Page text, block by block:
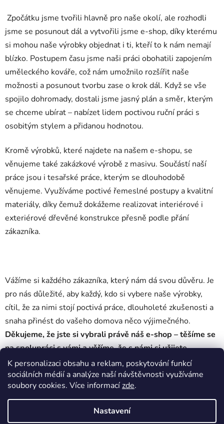
K personalizaci obsahu a reklam, poskytování funkcí
sociálních médií a analýze naší návštěvnosti využíváme
soubory cookies. Více informacízde.
Nastavení
Zpočátku jsme tvořili hlavně pro naše okolí, ale rozhodli
jsme se posunout dál a vytvořili jsme e-shop, díky kterému
si mohou naše výrobky objednat i ti, kteří to k nám nemají
blízko. Postupem času jsme naši práci obohatili zapojením
uměleckého kováře, což nám umožnilo rozšířit naše
možnosti a posunout tvorbu zase o krok dál. Když se vše
spojilo dohromady, dostali jsme jasný plán a směr, kterým
se chceme ubírat – nabízet lidem poctivou ruční práci s
osobitým stylem a přidanou hodnotou.
Kromě výrobků, které najdete na našem e-shopu, se
věnujeme také zakázkové výrobě z masivu. Součástí naší
práce jsou i tesařské práce, kterým se dlouhodobě
věnujeme. Využíváme poctivé řemeslné postupy a kvalitní
materiály, díky čemuž dokážeme realizovat interiérové i
exteriérové dřevěné konstrukce přesně podle přání
zákazníka.
Vážíme si každého zákazníka, který nám dá svou důvěru. Je
pro nás důležité, aby každý, kdo si vybere naše výrobky,
cítil, že za nimi stojí poctivá práce, dlouholeté zkušenosti a
snaha přinést do vašeho domova něco výjimečného.
Děkujeme, že jste si vybrali právě náš e-shop – těšíme se
na spolupráci s vámi a věříme, že s námi si užijete
pohodlné nakupování, osobní přístup a péči o Váš domov.